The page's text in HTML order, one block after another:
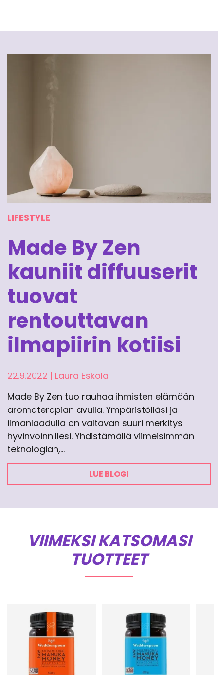
LIFESTYLE
Made By Zen
kauniit diffuuserit
tuovat
rentouttavan
ilmapiirin kotiisi
22.9.2022 | Laura Eskola
Made By Zen tuo rauhaa ihmisten elämään
aromaterapian avulla. Ympäristölläsi ja
ilmanlaadulla on valtavan suuri merkitys
hyvinvoinnillesi. Yhdistämällä viimeisimmän
teknologian,…
LUE BLOGI
VIIMEKSI KATSOMASI
TUOTTEET